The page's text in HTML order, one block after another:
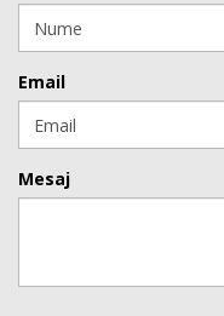
Email
Mesaj